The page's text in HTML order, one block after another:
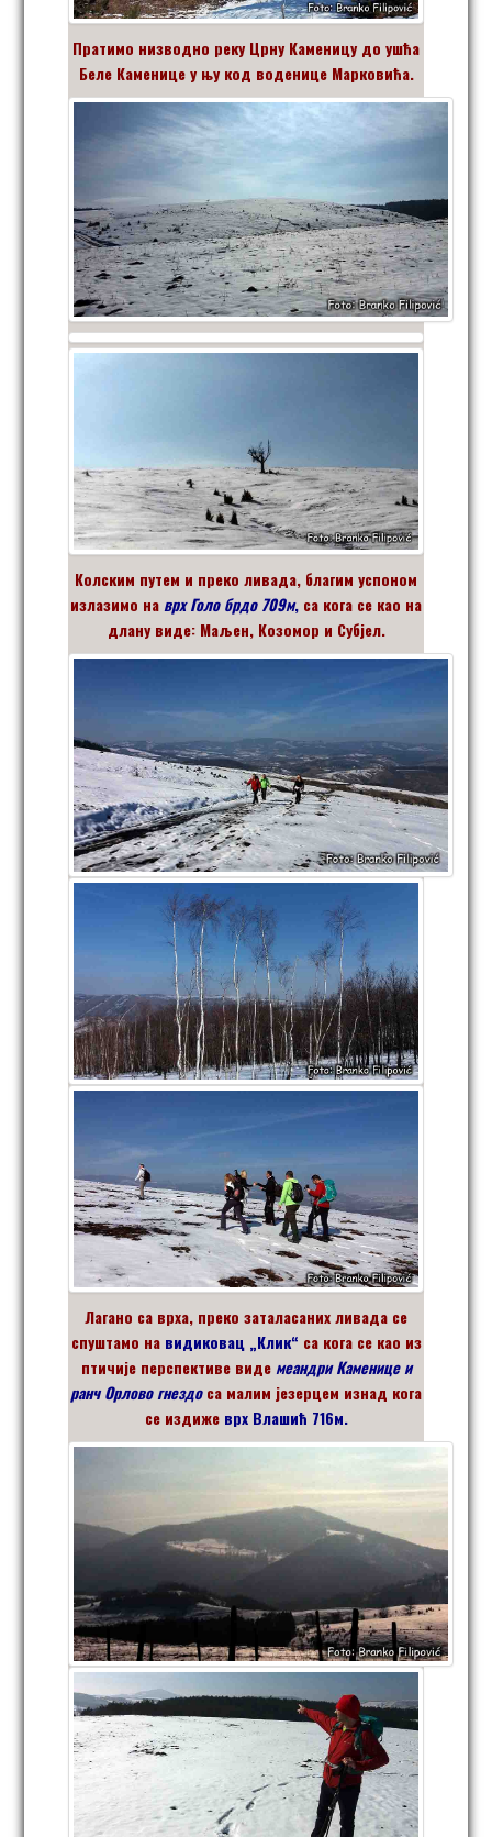
Пратимо низводно реку Црну Каменицу до ушћа
Беле Каменице у њу код воденице Марковића.
Колским путем и преко ливада, благим успоном
излазимо на врх Голо брдо 709м, са кога се као на
длану виде: Маљен, Козомор и Субјел.
Лагано са врха, преко заталасаних ливада се
спуштамо на видиковац „Клик“ са кога се као из
птичије перспективе видемеандри Каменице и
ранч Орлово гнездо са малим језерцем изнад кога
се издиже врх Влашић 716м.